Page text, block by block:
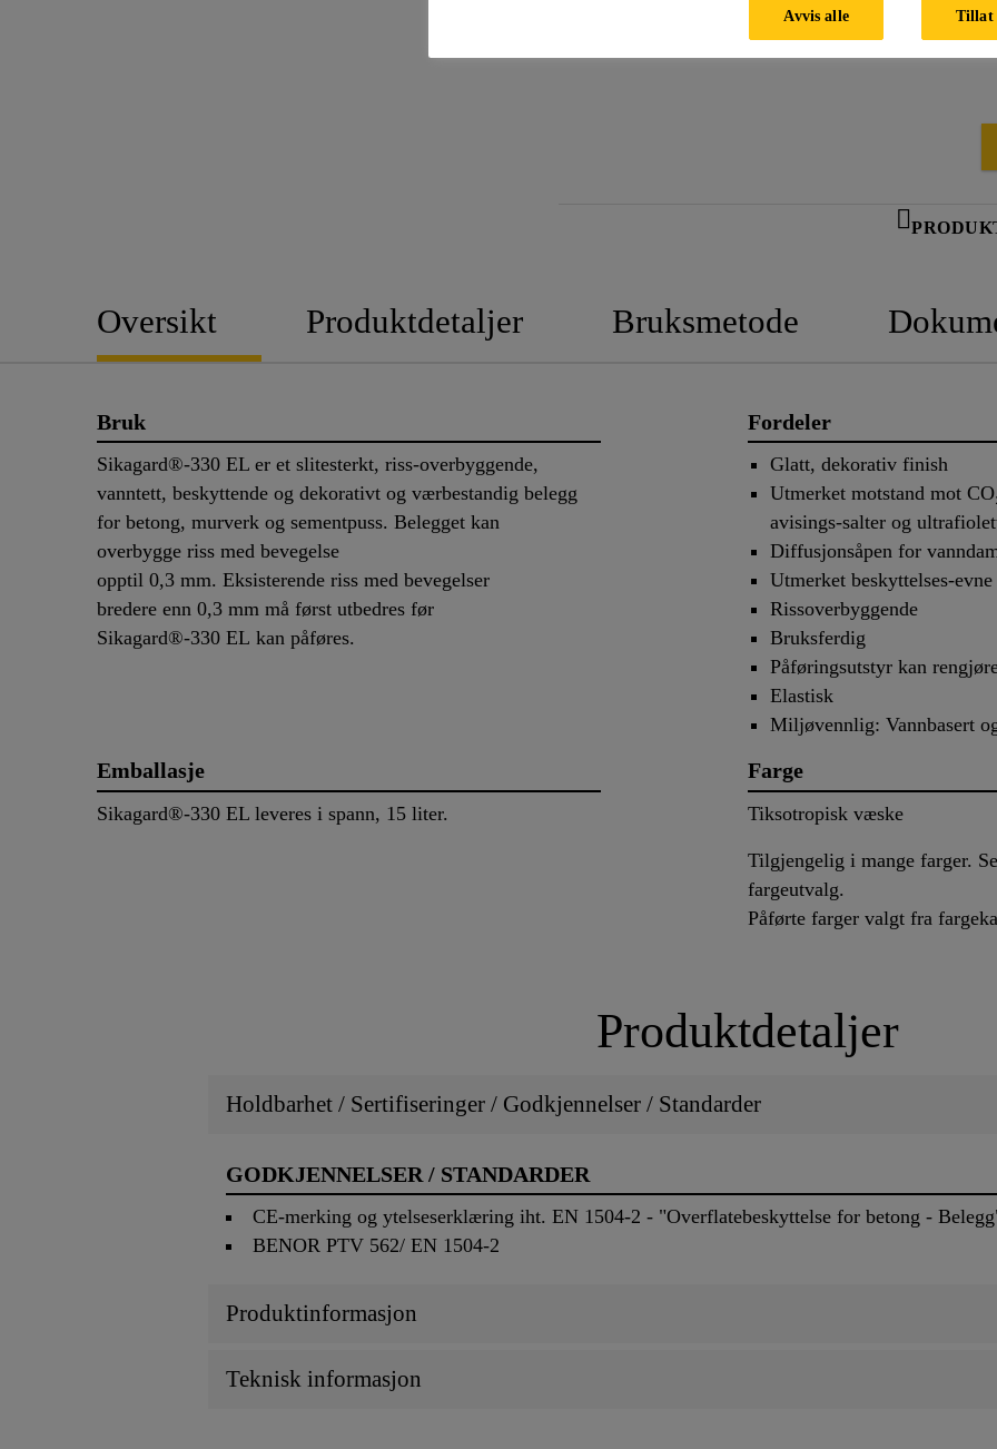
Oversikt Produktdetaljer Bruksmetode
Bruk
Sikagard®-330 EL er et slitesterkt, riss-overbyggende,
vanntett, beskyttende og dekorativt og værbestandig belegg
for betong, murverk og sementpuss. Belegget kan
overbygge riss med bevegelse
opptil 0,3 mm. Eksisterende riss med bevegelser
bredere enn 0,3 mm må først utbedres før
Sikagard®-330 EL kan påføres.
Fordeler
Glatt, dekorativ finish
Utmerket motstand mot
avisings-salter og
Diffusjonsåpen for
Utmerket beskyttelses-evne
Rissoverbyggende
Bruksferdig
Påføringsutstyr kan
Elastisk
Miljøvennlig: Vannbasert
Emballasje
Sikagard®-330 EL leveres i spann, 15 liter.
Farge
Tiksotropisk væske
Tilgjengelig i mange farger.
fargeutvalg.
Påførte farger valgt fra
Produktdetaljer
Holdbarhet / Sertifiseringer / Godkjennelser / Standarder
GODKJENNELSER / STANDARDER
CE-merking og ytelseserklæring iht. EN 1504-2 - "Overflatebeskyttelse for betong -
BENOR PTV 562/ EN 1504-2
Produktinformasjon
Teknisk informasjon
Avvis alle Tillat